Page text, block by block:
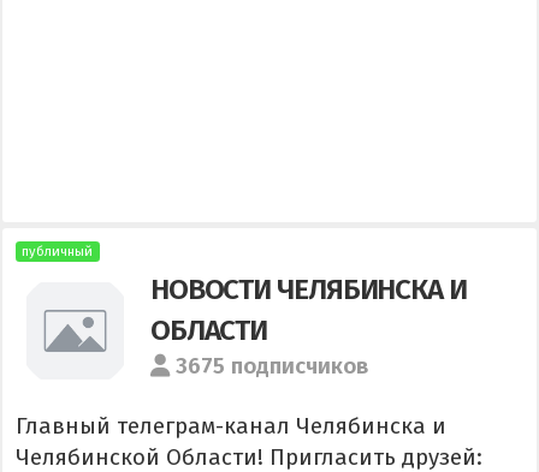
публичный
НОВОСТИ ЧЕЛЯБИНСКА И
ОБЛАСТИ
3675 подписчиков
Главный телеграм-канал Челябинска и
Челябинской Области! Пригласить друзей: